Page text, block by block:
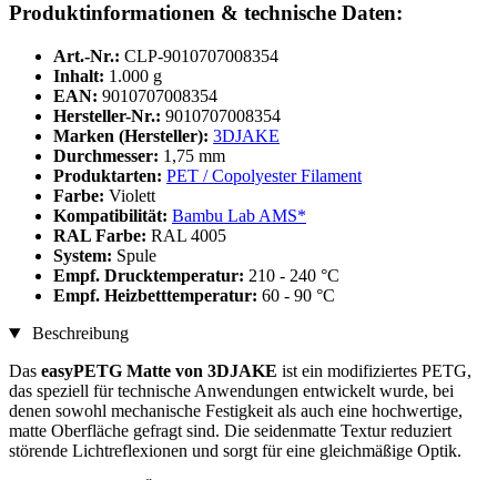
Produktinformationen & technische Daten:
Art.-Nr.: CLP-9010707008354
Inhalt: 1.000 g
EAN: 9010707008354
Hersteller-Nr.: 9010707008354
Marken (Hersteller): 3DJAKE
Durchmesser: 1,75 mm
Produktarten: PET / Copolyester Filament
Farbe: Violett
Kompatibilität: Bambu Lab AMS*
RAL Farbe: RAL 4005
System: Spule
Empf. Drucktemperatur: 210 - 240 °C
Empf. Heizbetttemperatur: 60 - 90 °C
Beschreibung
Das easyPETG Matte von 3DJAKE ist ein modifiziertes PETG,
das speziell für technische Anwendungen entwickelt wurde, bei
denen sowohl mechanische Festigkeit als auch eine hochwertige,
matte Oberfläche gefragt sind. Die seidenmatte Textur reduziert
störende Lichtreflexionen und sorgt für eine gleichmäßige Optik.